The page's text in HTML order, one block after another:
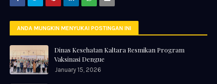
ANDA MUNGKIN MENYUKAI POSTINGAN INI
Dinas Kesehatan Kaltara Resmikan Program
Vaksinasi Dengue
January 15, 2026